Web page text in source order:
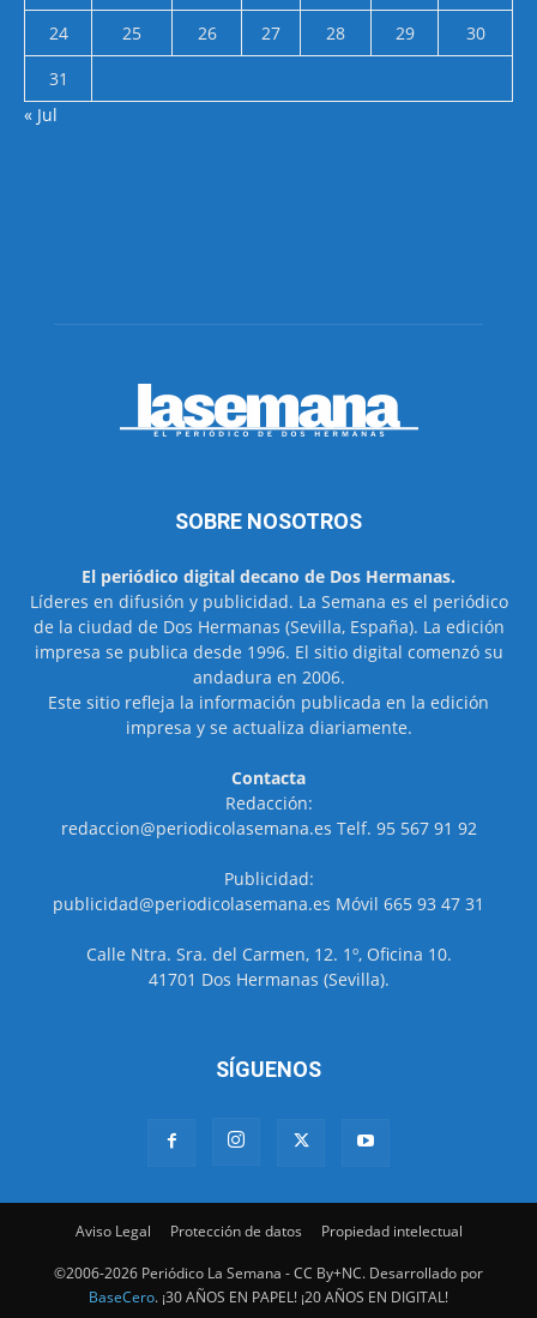
24
25 26 27 28 29
30
31
« Jul
SOBRE NOSOTROS
El periódico digital decano de Dos Hermanas.
Líderes en difusión y publicidad. La Semana es el periódico
de la ciudad de Dos Hermanas (Sevilla, España). La edición
impresa se publica desde 1996. El sitio digital comenzó su
andadura en 2006.
Este sitio refleja la información publicada en la edición
impresa y se actualiza diariamente.
Contacta
Redacción:
redaccion@periodicolasemana.es Telf. 95 567 91 92
Publicidad:
publicidad@periodicolasemana.es Móvil 665 93 47 31
Calle Ntra. Sra. del Carmen, 12. 1º, Oficina 10.
41701 Dos Hermanas (Sevilla).
SÍGUENOS
Aviso Legal Protección de datos Propiedad intelectual
©2006-2026 Periódico La Semana - CC By+NC. Desarrollado por
BaseCero. ¡30 AÑOS EN PAPEL! ¡20 AÑOS EN DIGITAL!